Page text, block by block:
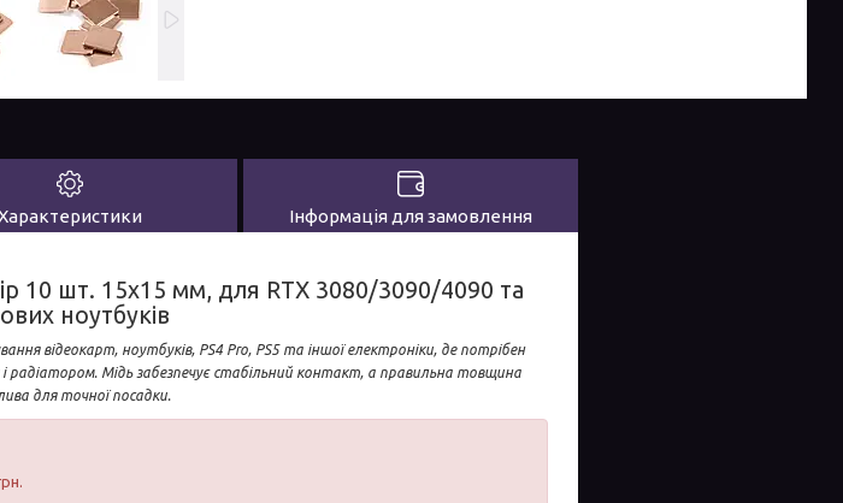
Інформація для замовлення
10 шт. 15x15 мм, для RTX 3080/3090/4090 та
ноутбуків
відеокарт, ноутбуків, PS4 Pro, PS5 та іншої електроніки, де потрібен
Мідь забезпечує стабільний контакт, а правильна товщина
для точної посадки.